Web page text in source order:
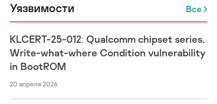
Уязвимости Все
KLCERT-25-012: Qualcomm chipset series.
Write-what-where Condition vulnerability
in BootROM
20 апреля 2026